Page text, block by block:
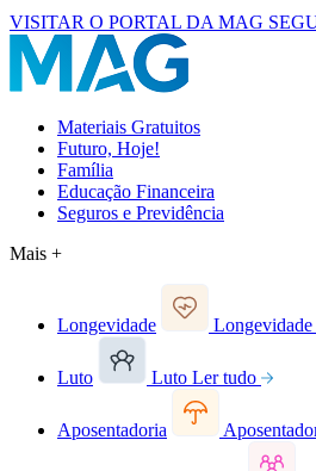
VISITAR O PORTAL DA MAG
Materiais Gratuitos
Futuro, Hoje!
Família
Educação Financeira
Seguros e Previdência
Mais +
Longevidade Longevidade
Luto Luto Ler tudo
Aposentadoria